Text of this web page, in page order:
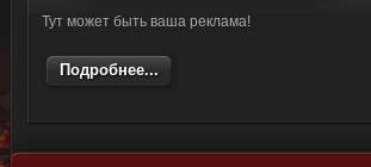
Тут может быть ваша реклама!
Подробнее...